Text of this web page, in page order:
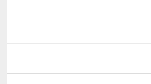
Navigation